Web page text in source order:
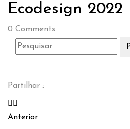
Ecodesign 2022
0 Comments
Partilhar :
Anterior